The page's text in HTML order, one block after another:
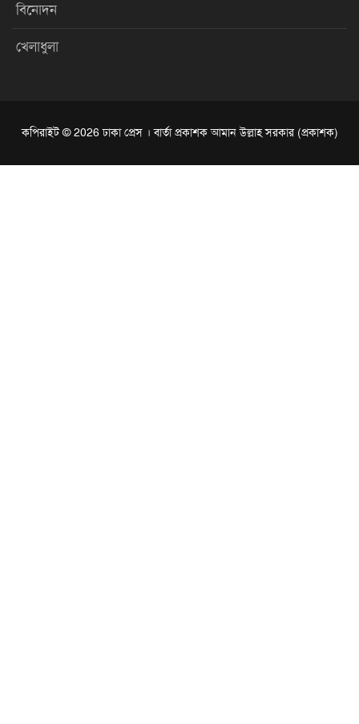
বিনোদন
খেলাধুলা
কপিরাইট © 2026 ঢাকা প্রেস । বার্তা প্রকাশক আমান উল্লাহ সরকার (প্রকাশক)